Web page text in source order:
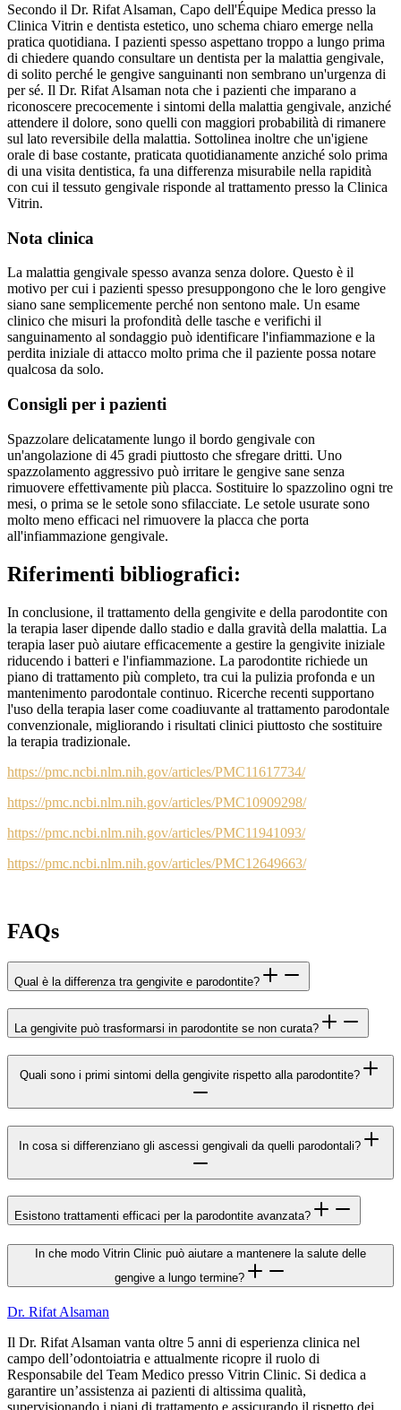
Secondo il Dr. Rifat Alsaman, Capo dell'Équipe Medica presso la
Clinica Vitrin e dentista estetico, uno schema chiaro emerge nella
pratica quotidiana. I pazienti spesso aspettano troppo a lungo prima
di chiedere quando consultare un dentista per la malattia gengivale,
di solito perché le gengive sanguinanti non sembrano un'urgenza di
per sé. Il Dr. Rifat Alsaman nota che i pazienti che imparano a
riconoscere precocemente i sintomi della malattia gengivale, anziché
attendere il dolore, sono quelli con maggiori probabilità di rimanere
sul lato reversibile della malattia. Sottolinea inoltre che un'igiene
orale di base costante, praticata quotidianamente anziché solo prima
di una visita dentistica, fa una differenza misurabile nella rapidità
con cui il tessuto gengivale risponde al trattamento presso la Clinica
Vitrin.
Nota clinica
La malattia gengivale spesso avanza senza dolore. Questo è il
motivo per cui i pazienti spesso presuppongono che le loro gengive
siano sane semplicemente perché non sentono male. Un esame
clinico che misuri la profondità delle tasche e verifichi il
sanguinamento al sondaggio può identificare l'infiammazione e la
perdita iniziale di attacco molto prima che il paziente possa notare
qualcosa da solo.
Consigli per i pazienti
Spazzolare delicatamente lungo il bordo gengivale con
un'angolazione di 45 gradi piuttosto che sfregare dritti. Uno
spazzolamento aggressivo può irritare le gengive sane senza
rimuovere effettivamente più placca. Sostituire lo spazzolino ogni tre
mesi, o prima se le setole sono sfilacciate. Le setole usurate sono
molto meno efficaci nel rimuovere la placca che porta
all'infiammazione gengivale.
Riferimenti bibliografici:
In conclusione, il trattamento della gengivite e della parodontite con
la terapia laser dipende dallo stadio e dalla gravità della malattia. La
terapia laser può aiutare efficacemente a gestire la gengivite iniziale
riducendo i batteri e l'infiammazione. La parodontite richiede un
piano di trattamento più completo, tra cui la pulizia profonda e un
mantenimento parodontale continuo. Ricerche recenti supportano
l'uso della terapia laser come coadiuvante al trattamento parodontale
convenzionale, migliorando i risultati clinici piuttosto che sostituire
la terapia tradizionale.
https://pmc.ncbi.nlm.nih.gov/articles/PMC11617734/
https://pmc.ncbi.nlm.nih.gov/articles/PMC10909298/
https://pmc.ncbi.nlm.nih.gov/articles/PMC11941093/
https://pmc.ncbi.nlm.nih.gov/articles/PMC12649663/
FAQs
Qual è la differenza tra gengivite e parodontite?
La gengivite può trasformarsi in parodontite se non curata?
Quali sono i primi sintomi della gengivite rispetto alla parodontite?
In cosa si differenziano gli ascessi gengivali da quelli parodontali?
Esistono trattamenti efficaci per la parodontite avanzata?
In che modo Vitrin Clinic può aiutare a mantenere la salute delle
gengive a lungo termine?
Dr. Rifat Alsaman
Il Dr. Rifat Alsaman vanta oltre 5 anni di esperienza clinica nel
campo dell’odontoiatria e attualmente ricopre il ruolo di
Responsabile del Team Medico presso Vitrin Clinic. Si dedica a
garantire un’assistenza ai pazienti di altissima qualità,
supervisionando i piani di trattamento e assicurando il rispetto dei